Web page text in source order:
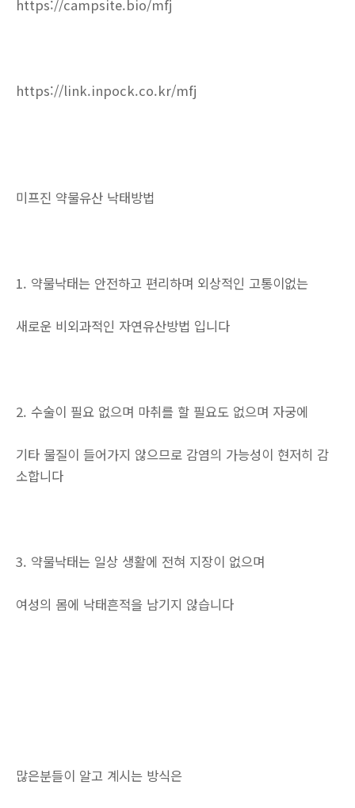
https://campsite.bio/mfj
https://link.inpock.co.kr/mfj
미프진 약물유산 낙태방법
1. 약물낙태는 안전하고 편리하며 외상적인 고통이없는
새로운 비외과적인 자연유산방법 입니다
2. 수술이 필요 없으며 마취를 할 필요도 없으며 자궁에
기타 물질이 들어가지 않으므로 감염의 가능성이 현저히 감
소합니다
3. 약물낙태는 일상 생활에 전혀 지장이 없으며
여성의 몸에 낙태흔적을 남기지 않습니다
많은분들이 알고 계시는 방식은